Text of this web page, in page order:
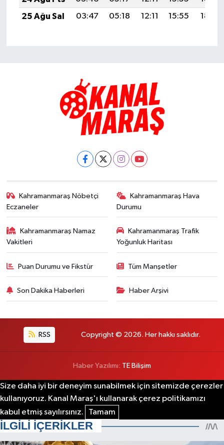
25 Ağu Sal
03:47 05:18 12:11 15:55 18:54
Kahramanmaraş Nöbetçi
Eczaneler
Kahramanmaraş Hava
Durumu
Kahramanmaraş Namaz
Vakitleri
Kahramanmaraş Trafik
Yoğunluk Haritası
Puan Durumu ve Fikstür Tüm Manşetler
Son Dakika Haberleri Haber Arşivi
RSS Copyright © 2026. Her hakkı saklıdır.
Haber Yazılımı: TE Bilişim
Size daha iyi bir deneyim sunabilmek için sitemizde çerezler
kullanıyoruz. Kanal Maraş'ı kullanarak çerez politikamızı
kabul etmiş sayılırsınız.
Tamam